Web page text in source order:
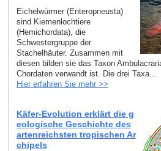
Eichelwürmer (Enteropneusta)
sind Kiemenlochtiere
(Hemichordata), die
Schwestergruppe der
Stachelhäuter. Zusammen mit
diesen bilden sie das Taxon
Chordaten verwandt ist. Die drei Taxa...
Hier erfahren Sie mehr >>
Käfer-Evolution erklärt die g
eologische Geschichte des
artenreichsten tropischen Ar
chipels